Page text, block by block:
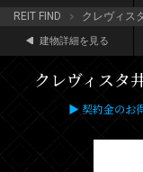
REIT FIND クレヴィス
建物詳細を見る
クレヴィスタ
▶ 契約金のお